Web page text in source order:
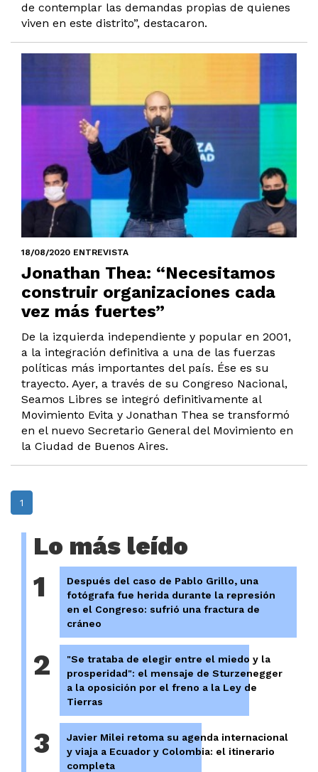
de contemplar las demandas propias de quienes
viven en este distrito”, destacaron.
18/08/2020 ENTREVISTA
Jonathan Thea: “Necesitamos
construir organizaciones cada
vez más fuertes”
De la izquierda independiente y popular en 2001,
a la integración definitiva a una de las fuerzas
políticas más importantes del país. Ése es su
trayecto. Ayer, a través de su Congreso Nacional,
Seamos Libres se integró definitivamente al
Movimiento Evita y Jonathan Thea se transformó
en el nuevo Secretario General del Movimiento en
la Ciudad de Buenos Aires.
1
Lo más leído
1
Después del caso de Pablo Grillo, una
fotógrafa fue herida durante la represión
en el Congreso: sufrió una fractura de
cráneo
2
"Se trataba de elegir entre el miedo y la
prosperidad": el mensaje de Sturzenegger
a la oposición por el freno a la Ley de
Tierras
3
Javier Milei retoma su agenda internacional
y viaja a Ecuador y Colombia: el itinerario
completa